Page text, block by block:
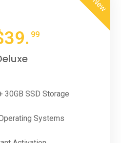
New
39. 99
30GB SSD Storage
Systems